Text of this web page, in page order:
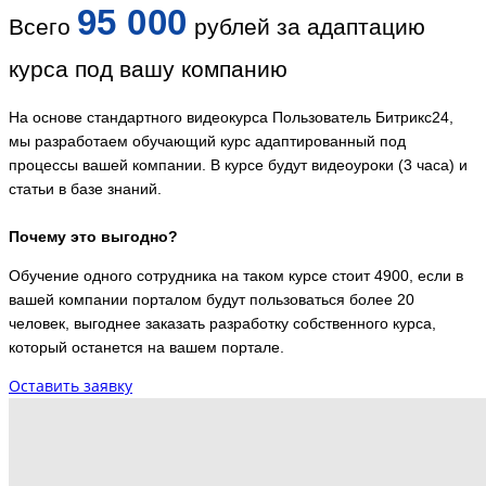
Всего 95 000 рублей за адаптацию
курса под вашу компанию
На основе стандартного видеокурса Пользователь Битрикс24,
мы разработаем обучающий курс адаптированный под
процессы вашей компании. В курсе будут видеоуроки (3 часа) и
статьи в базе знаний.
Почему это выгодно?
Обучение одного сотрудника на таком курсе стоит 4900, если в
вашей компании порталом будут пользоваться более 20
человек, выгоднее заказать разработку собственного курса,
который останется на вашем портале.
Оставить заявку